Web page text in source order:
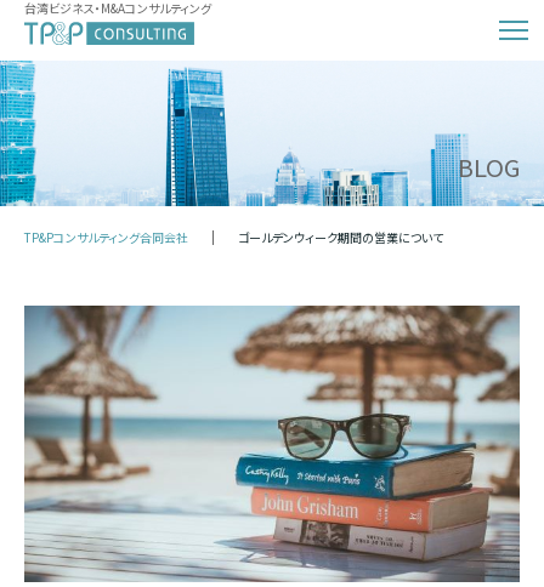
台湾ビジネス・M&Aコンサルティング
BLOG
TP&Pコンサルティング合同会社 ゴールデンウィーク期間の営業について